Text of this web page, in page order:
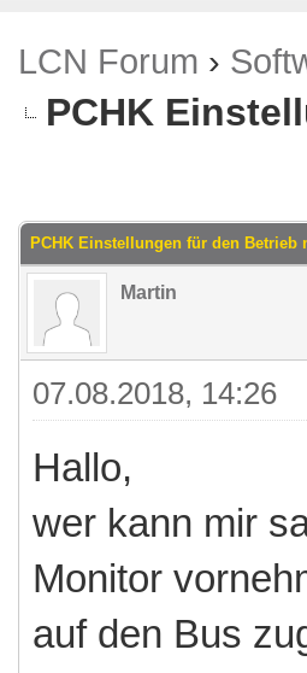
LCN Forum ›
PCHK
PCHK Einstellungen für den Betrieb
Martin
07.08.2018, 14:26
Hallo,
wer kann mir
Monitor
auf den Bus